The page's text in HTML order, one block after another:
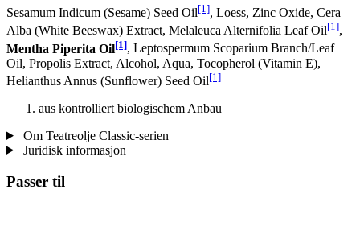
Sesamum Indicum (Sesame) Seed Oil[1], Loess, Zinc Oxide, Cera
Alba (White Beeswax) Extract, Melaleuca Alternifolia Leaf Oil[1],
Mentha Piperita Oil[1], Leptospermum Scoparium Branch/Leaf
Oil, Propolis Extract, Alcohol, Aqua, Tocopherol (Vitamin E),
Helianthus Annus (Sunflower) Seed Oil[1]
aus kontrolliert biologischem Anbau
Om Teatreolje Classic-serien
Juridisk informasjon
Passer til